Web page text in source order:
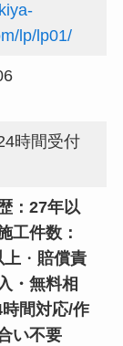
lp/lp01/
時間受付
：27年以
工件数：
上 ・ 賠償責
・無料相
間対応/作
い不要